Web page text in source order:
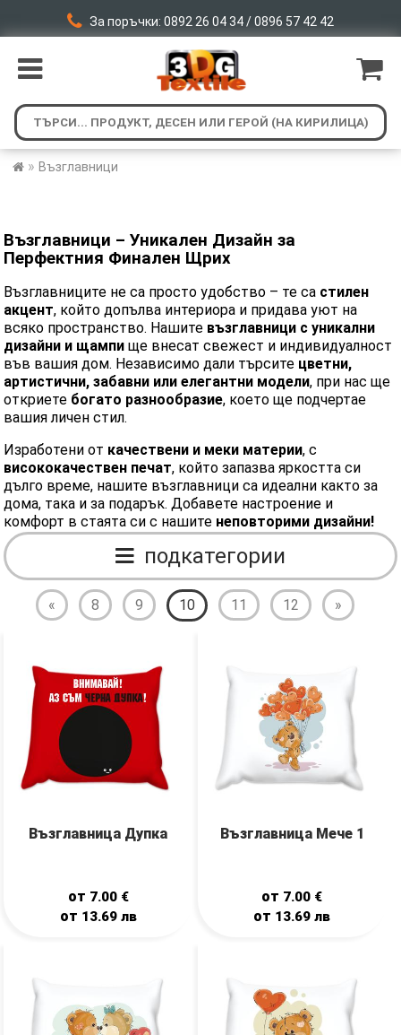
За поръчки: 0892 26 04 34 / 0896 57 42 42
» Възглавници
Възглавници – Уникален Дизайн за
Перфектния Финален Щрих
Възглавниците не са просто удобство – те са стилен
акцент, който допълва интериора и придава уют на
всяко пространство. Нашите възглавници с уникални
дизайни и щампи ще внесат свежест и индивидуалност
във вашия дом. Независимо дали търсите цветни,
артистични, забавни или елегантни модели, при нас ще
откриете богато разнообразие, което ще подчертае
вашия личен стил.
Изработени от качествени и меки материи, с
висококачествен печат, който запазва яркостта си
дълго време, нашите възглавници са идеални както за
дома, така и за подарък. Добавете настроение и
комфорт в стаята си с нашите неповторими дизайни!
подкатегории
« 8 9 10 11 12 »
Възглавница Дупка
от 7.00 €
от 13.69 лв
Възглавница Мече 1
от 7.00 €
от 13.69лв